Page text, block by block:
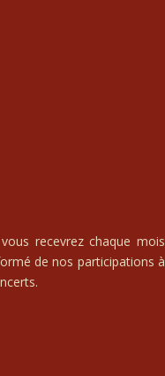
recevrez chaque mois
de nos participations à